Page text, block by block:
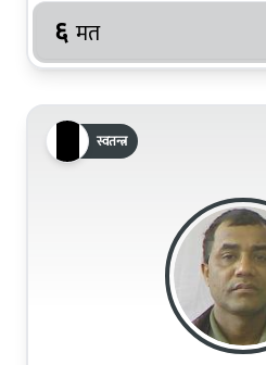
६ मत
स्वतन्त्र